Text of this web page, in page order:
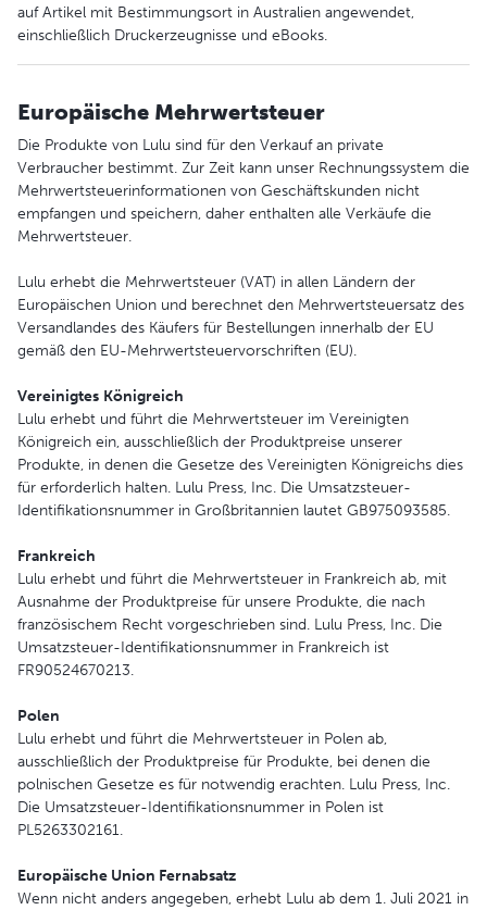
auf Artikel mit Bestimmungsort in Australien angewendet,
einschließlich Druckerzeugnisse und eBooks.
Europäische Mehrwertsteuer
Die Produkte von Lulu sind für den Verkauf an private
Verbraucher bestimmt. Zur Zeit kann unser Rechnungssystem die
Mehrwertsteuerinformationen von Geschäftskunden nicht
empfangen und speichern, daher enthalten alle Verkäufe die
Mehrwertsteuer.
Lulu erhebt die Mehrwertsteuer (VAT) in allen Ländern der
Europäischen Union und berechnet den Mehrwertsteuersatz des
Versandlandes des Käufers für Bestellungen innerhalb der EU
gemäß den EU-Mehrwertsteuervorschriften (EU).
Vereinigtes Königreich
Lulu erhebt und führt die Mehrwertsteuer im Vereinigten
Königreich ein, ausschließlich der Produktpreise unserer
Produkte, in denen die Gesetze des Vereinigten Königreichs dies
für erforderlich halten. Lulu Press, Inc. Die Umsatzsteuer-
Identifikationsnummer in Großbritannien lautet GB975093585.
Frankreich
Lulu erhebt und führt die Mehrwertsteuer in Frankreich ab, mit
Ausnahme der Produktpreise für unsere Produkte, die nach
französischem Recht vorgeschrieben sind. Lulu Press, Inc. Die
Umsatzsteuer-Identifikationsnummer in Frankreich ist
FR90524670213.
Polen
Lulu erhebt und führt die Mehrwertsteuer in Polen ab,
ausschließlich der Produktpreise für Produkte, bei denen die
polnischen Gesetze es für notwendig erachten. Lulu Press, Inc.
Die Umsatzsteuer-Identifikationsnummer in Polen ist
PL5263302161.
Europäische Union Fernabsatz
Wenn nicht anders angegeben, erhebt Lulu ab dem 1. Juli 2021 in